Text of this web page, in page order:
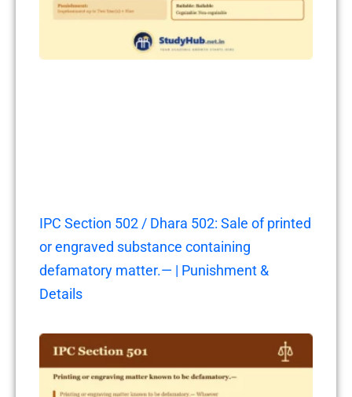
IPC Section 502 / Dhara 502: Sale of printed
or engraved substance containing
defamatory matter.— | Punishment &
Details